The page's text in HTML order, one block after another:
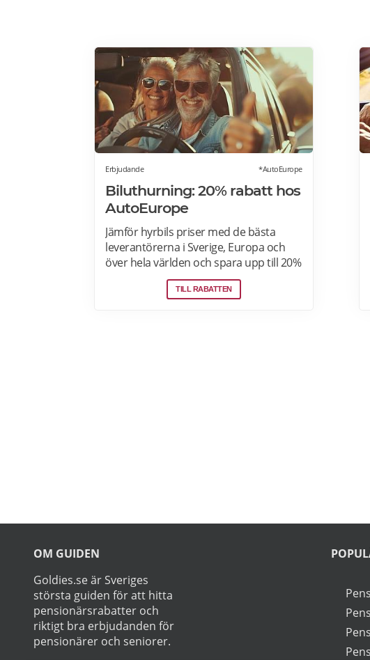
Erbjudande *AutoEurope
Biluthurning: 20% rabatt hos
AutoEurope
Jämför hyrbils priser med de bästa
leverantörerna i Sverige, Europa och
över hela världen och spara upp till 20%
som medlem! Upptäck speciella priser
på Auto Europe hemsida!
TILL RABATTEN